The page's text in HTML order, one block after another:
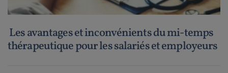
Les avantages et inconvénients du mi-temps
thérapeutique pour les salariés et employeurs